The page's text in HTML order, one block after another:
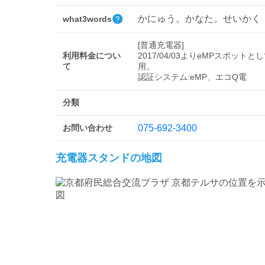
what3words かにゅう。かなた。せいかく
利用料金につい
て
[普通充電器]
2017/04/03よりeMPスポットと
用。
分類
お問い合わせ 075-692-3400
充電器スタンドの地図